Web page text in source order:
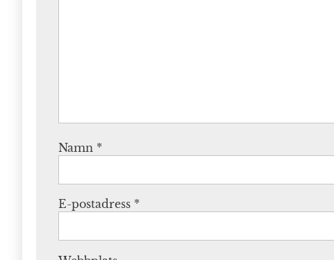
Namn *
E-postadress *